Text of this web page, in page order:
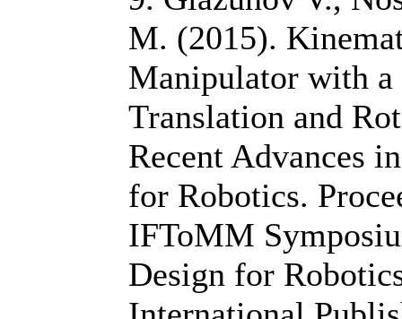
M. (2015).
Manipulator with a
Translation and
Recent Advances
for Robotics.
IFToMM
Design for